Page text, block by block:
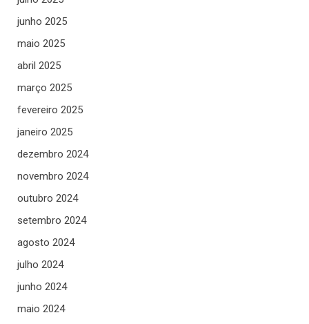
junho 2025
maio 2025
abril 2025
março 2025
fevereiro 2025
janeiro 2025
dezembro 2024
novembro 2024
outubro 2024
setembro 2024
agosto 2024
julho 2024
junho 2024
maio 2024